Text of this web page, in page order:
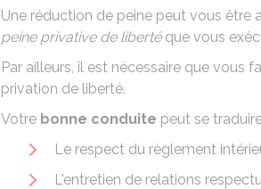
Une réduction de peine peut vous être
peine privative de libertéque vous
Par ailleurs, il est nécessaire que vous
privation de liberté.
Votre bonne conduite peut se
Le respect du règlement
L'entretien de relations